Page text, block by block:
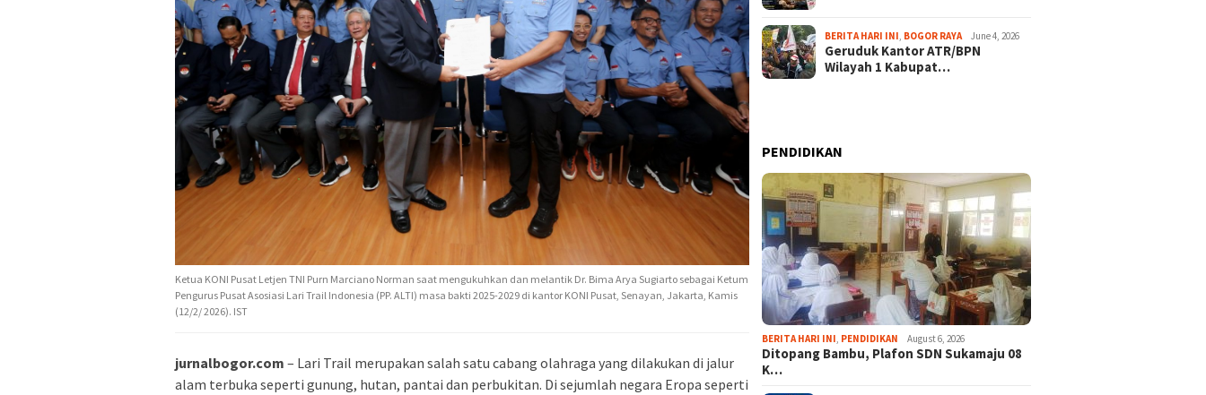
Ketua KONI Pusat Letjen TNI Purn Marciano Norman saat mengukuhkan dan melantik Dr. Bima Arya Sugiarto sebagai Ketum
Pengurus Pusat Asosiasi Lari Trail Indonesia (PP. ALTI) masa bakti 2025-2029 di kantor KONI Pusat, Senayan, Jakarta, Kamis
(12/2/ 2026). IST
jurnalbogor.com – Lari Trail merupakan salah satu cabang olahraga yang dilakukan di jalur
alam terbuka seperti gunung, hutan, pantai dan perbukitan. Di sejumlah negara Eropa seperti
BERITA HARI INI BOGOR RAYA June 4, 2026
Geruduk Kantor ATR/BPN
Wilayah 1 Kabupat…
PENDIDIKAN
BERITA HARI INI PENDIDIKAN August 6, 2026
Ditopang Bambu, Plafon SDN Sukamaju 08
K…